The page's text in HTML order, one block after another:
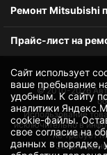
Сайт использует
ваше пребывание
удобным. К cайту
аналитики
cookie-файлы.
своесогласие на
данных в порядке,
Ремонт Mitsubishi
Прайс-лист на
© 2010-2026
Использование
исключительно в
не требует
Защита